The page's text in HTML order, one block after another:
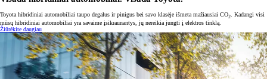
Toyota hibridiniai automobiliai taupo degalus ir pinigus bei savo klasėje išmeta mažiausiai CO2. Kadangi visi
mūsų hibridiniai automobiliai yra savaime įsikraunantys, jų nereikia jungti į elektros tinklą.
Žiūrėkite daugiau